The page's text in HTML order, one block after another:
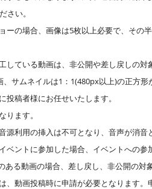
さい。
ーの場合、画像は5枚以上必要で、そ
している動画は、非公開や差し戻しの
サムネイルは1：1(480px以上)の正方形
稿者様にお任せいたします。
ります。
源利用の挿入は不可となり、音声が消音
ベントに参加した場合、イベントへの参
る動画の場合、差し戻し、非公開の対
、動画投稿時に申請が必要となります